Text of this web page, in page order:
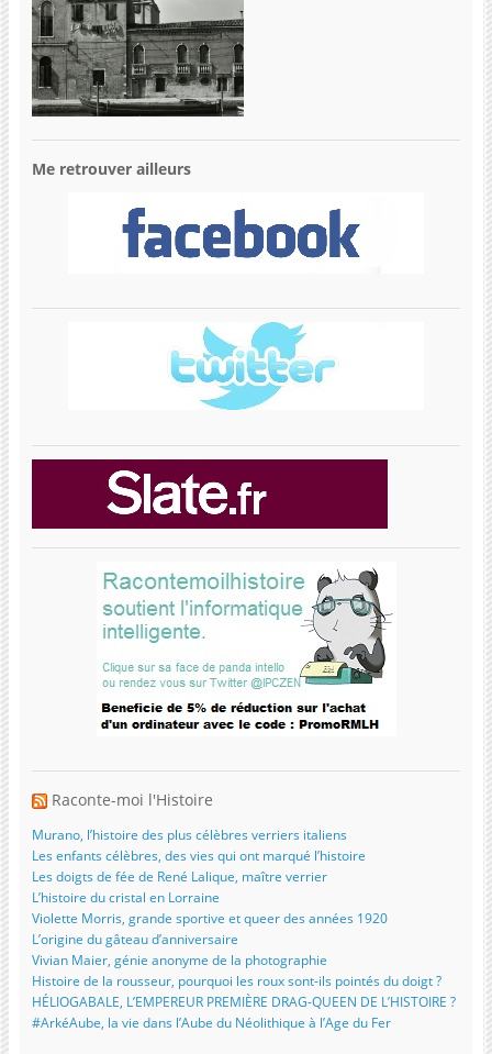
Me retrouver ailleurs
Raconte-moi l'Histoire
Murano, l’histoire des plus célèbres verriers italiens
Les enfants célèbres, des vies qui ont marqué l’histoire
Les doigts de fée de René Lalique, maître verrier
L’histoire du cristal en Lorraine
Violette Morris, grande sportive et queer des années 1920
L’origine du gâteau d’anniversaire
Vivian Maier, génie anonyme de la photographie
Histoire de la rousseur, pourquoi les roux sont-ils pointés du doigt ?
HÉLIOGABALE, L’EMPEREUR PREMIÈRE DRAG-QUEEN DE L’HISTOIRE ?
#ArkéAube, la vie dans l’Aube du Néolithique à l’Age du Fer